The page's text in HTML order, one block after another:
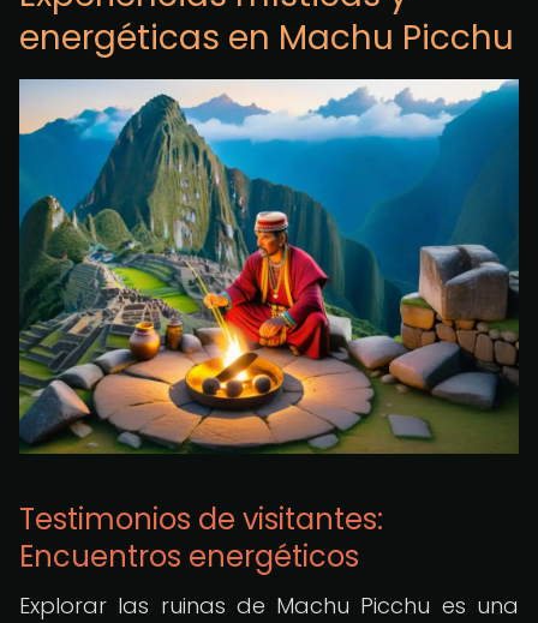
energéticas en Machu Picchu
Testimonios de visitantes:
Encuentros energéticos
Explorar las ruinas de Machu Picchu es una